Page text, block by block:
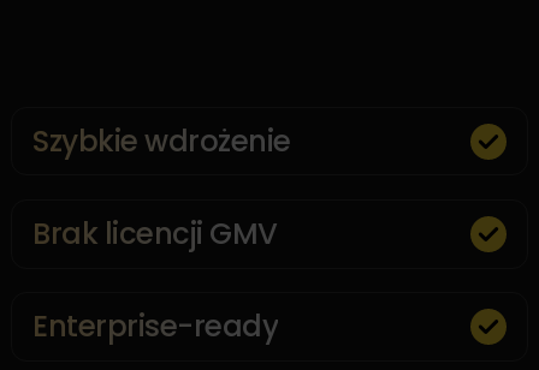
Szybkie wdrożenie
Brak licencji GMV
Enterprise-ready